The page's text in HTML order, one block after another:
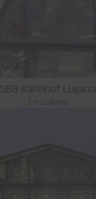
SBB Bahnhof Lugano
CH-Lugano